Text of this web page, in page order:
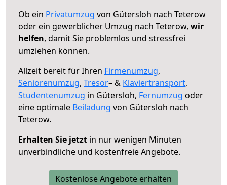
Ob ein Privatumzug von Gütersloh nach Teterow
oder ein gewerblicher Umzug nach Teterow, wir
helfen, damit Sie problemlos und stressfrei
umziehen können.
Allzeit bereit für Ihren Firmenumzug,
Seniorenumzug, Tresor– & Klaviertransport,
Studentenumzug in Gütersloh, Fernumzug oder
eine optimale Beiladung von Gütersloh nach
Teterow.
Erhalten Sie jetzt in nur wenigen Minuten
unverbindliche und kostenfreie Angebote.
Kostenlose Angebote erhalten